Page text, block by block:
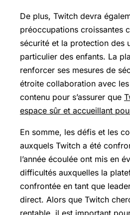
De plus, Twitch devra
préoccupations croissantes
sécurité et la protection des
particulier des enfants. La
renforcer ses mesures de
étroite collaboration avec
contenu pour s’assurer que
espace sûr et accueillant
En somme, les défis et les
auxquels Twitch a été
l’année écoulée ont mis en
difficultés auxquelles la
confrontée en tant que
direct. Alors que Twitch
rentable, il est important